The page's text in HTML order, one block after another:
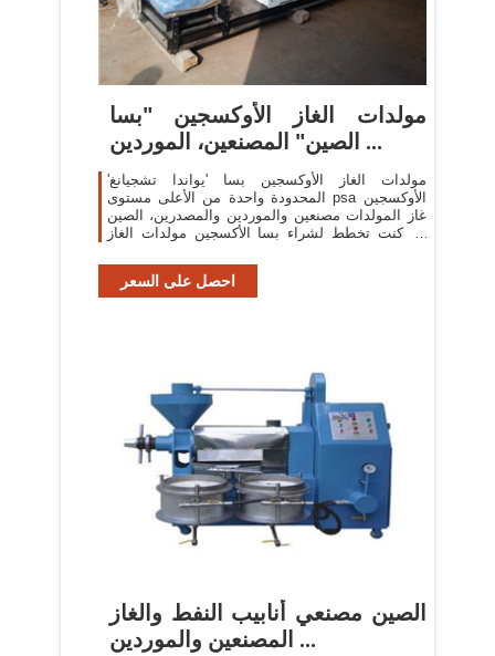
مولدات الغاز الأوكسجين "بسا
الصين" المصنعين، الموردين ...
مولدات الغاز الأوكسجين بسا 'يواندا تشجيانغ'
المحدودة واحدة من الأعلى مستوى psa الأوكسجين
غاز المولدات مصنعين والموردين والمصدرين، الصين
إذا كنت تخطط لشراء بسا الأكسجين مولدات الغاز
احصل على السعر
الصين مصنعي أنابيب النفط والغاز
المصنعين والموردين ...